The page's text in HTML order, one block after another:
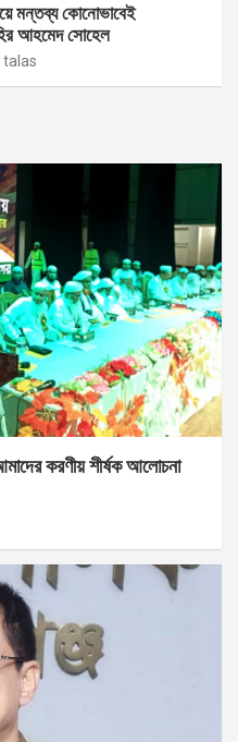
মন্তব্য কোনোভাবেই
আহমেদ সোহেল
talas
করণীয় শীর্ষক আলোচনা